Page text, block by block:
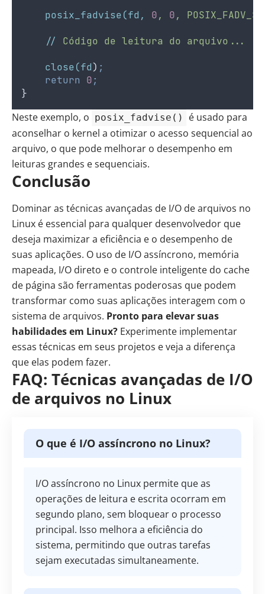
posix_fadvise(fd, 0, 0,
// Código de leitura do arquivo...
close(fd) ;
return
0;
}
Neste exemplo, o posix_fadvise()
é usado para
aconselhar o kernel a otimizar o acesso sequencial ao
arquivo, o que pode melhorar o desempenho em
leituras grandes e sequenciais.
Conclusão
Dominar as técnicas avançadas de I/O de arquivos no
Linux é essencial para qualquer desenvolvedor que
deseja maximizar a eficiência e o desempenho de
suas aplicações. O uso de I/O assíncrono, memória
mapeada, I/O direto e o controle inteligente do cache
de página são ferramentas poderosas que podem
transformar como suas aplicações interagem com o
sistema de arquivos. Pronto para elevar suas
habilidades em Linux? Experimente implementar
essas técnicas em seus projetos e veja a diferença
que elas podem fazer.
FAQ: Técnicas avançadas de I/O
de arquivos no Linux
O que é I/O assíncrono no Linux?
I/O assíncrono no Linux permite que as
operações de leitura e escrita ocorram em
segundo plano, sem bloquear o processo
principal. Isso melhora a eficiência do
sistema, permitindo que outras tarefas
sejam executadas simultaneamente.